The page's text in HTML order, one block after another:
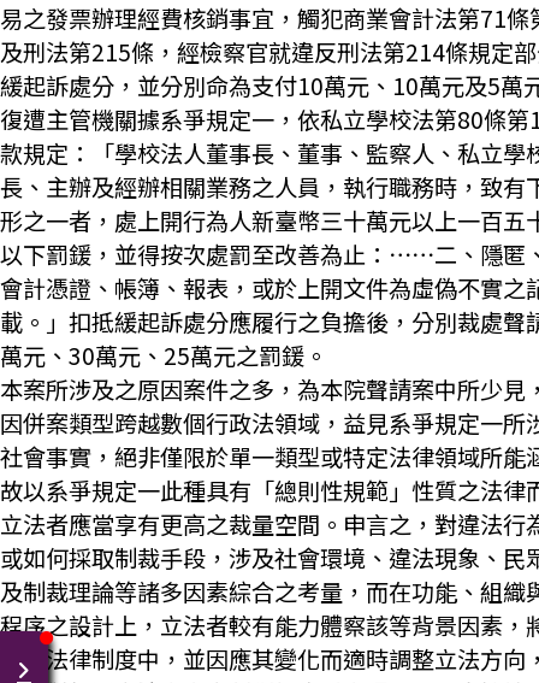
易之發票辦理經費核銷事宜，觸犯商業會計法第71條
及刑法第215條，經檢察官就違反刑法第214條規定
緩起訴處分，並分別命為支付10萬元、10萬元及5萬
復遭主管機關據系爭規定一，依私立學校法第80條第
款規定：「學校法人董事長、董事、監察人、私立學
長、主辦及經辦相關業務之人員，執行職務時，致有
形之一者，處上開行為人新臺幣三十萬元以上一百五
以下罰鍰，並得按次處罰至改善為止：⋯⋯二、隱匿
會計憑證、帳簿、報表，或於上開文件為虛偽不實之
載。」扣抵緩起訴處分應履行之負擔後，分別裁處聲
萬元、30萬元、25萬元之罰鍰。
本案所涉及之原因案件之多，為本院聲請案中所少見
因併案類型跨越數個行政法領域，益見系爭規定一所
社會事實，絕非僅限於單一類型或特定法律領域所能
故以系爭規定一此種具有「總則性規範」性質之法律
立法者應當享有更高之裁量空間。申言之，對違法行
或如何採取制裁手段，涉及社會環境、違法現象、民
及制裁理論等諸多因素綜合之考量，而在功能、組織
程序之設計上，立法者較有能力體察該等背景因素，
映於法律制度中，並因應其變化而適時調整立法方向